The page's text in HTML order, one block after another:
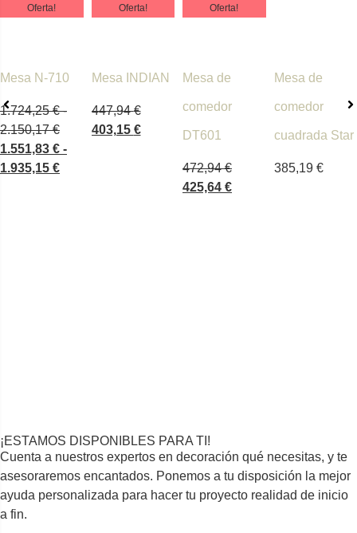
Oferta!
Mesa N-710
1.724,25€ -
2.150,17€
1.551,83 € -
1.935,15 €
Oferta!
Mesa INDIAN
447,94€
403,15 €
Oferta!
Mesa de
comedor
DT601
472,94€
425,64 €
Mesa de
comedor
cuadrada Star
385,19 €
¡ESTAMOS DISPONIBLES PARA TI!
Cuenta a nuestros expertos en decoración qué necesitas, y te
asesoraremos encantados. Ponemos a tu disposición la mejor
ayuda personalizada para hacer tu proyecto realidad de inicio
a fin.